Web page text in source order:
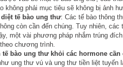
không phải mục tiêu sẽ không bị ảnh
tế bào ung thư: Các tế bào thông
còn cần đến chúng. Tuy nhiên,
một vài phương pháp nhắm trúng
chương trình.
tế bào ung thư khỏi các hormone
ung thư vú và ung thư tiền liệt tuyến